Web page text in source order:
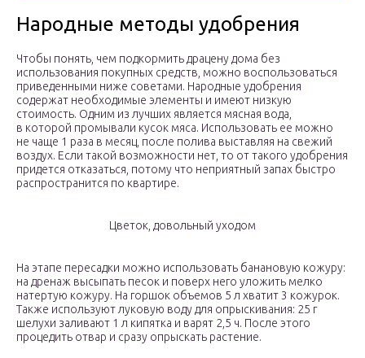
Народные методы удобрения
Чтобы понять, чем подкормить драцену дома без
использования покупных средств, можно воспользоваться
приведенными ниже советами. Народные удобрения
содержат необходимые элементы и имеют низкую
стоимость. Одним из лучших является мясная вода,
в которой промывали кусок мяса. Использовать ее можно
не чаще 1 раза в месяц, после полива выставляя на свежий
воздух. Если такой возможности нет, то от такого удобрения
придется отказаться, потому что неприятный запах быстро
распространится по квартире.
Цветок, довольный уходом
На этапе пересадки можно использовать банановую кожуру:
на дренаж высыпать песок и поверх него уложить мелко
натертую кожуру. На горшок объемов 5 л хватит 3 кожурок.
Также используют луковую воду для опрыскивания: 25 г
шелухи заливают 1 л кипятка и варят 2,5 ч. После этого
процедить отвар и сразу опрыскать растение.